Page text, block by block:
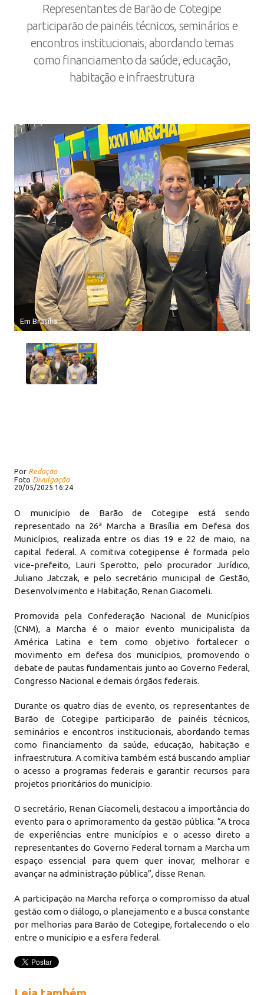
Representantes de Barão de Cotegipe
participarão de painéis técnicos, seminários e
encontros institucionais, abordando temas
como financiamento da saúde, educação,
habitação e infraestrutura
Em Brasília
Por Redação
Foto Divulgação
20/05/2025 16:24
O município de Barão de Cotegipe está sendo
representado na 26ª Marcha a Brasília em Defesa dos
Municípios, realizada entre os dias 19 e 22 de maio, na
capital federal. A comitiva cotegipense é formada pelo
vice-prefeito, Lauri Sperotto, pelo procurador Jurídico,
Juliano Jatczak, e pelo secretário municipal de Gestão,
Desenvolvimento e Habitação, Renan Giacomeli.
Promovida pela Confederação Nacional de Municípios
(CNM), a Marcha é o maior evento municipalista da
América Latina e tem como objetivo fortalecer o
movimento em defesa dos municípios, promovendo o
debate de pautas fundamentais junto ao Governo Federal,
Congresso Nacional e demais órgãos federais.
Durante os quatro dias de evento, os representantes de
Barão de Cotegipe participarão de painéis técnicos,
seminários e encontros institucionais, abordando temas
como financiamento da saúde, educação, habitação e
infraestrutura. A comitiva também está buscando ampliar
o acesso a programas federais e garantir recursos para
projetos prioritários do município.
O secretário, Renan Giacomeli, destacou a importância do
evento para o aprimoramento da gestão pública. “A troca
de experiências entre municípios e o acesso direto a
representantes do Governo Federal tornam a Marcha um
espaço essencial para quem quer inovar, melhorar e
avançar na administração pública”, disse Renan.
A participação na Marcha reforça o compromisso da atual
gestão com o diálogo, o planejamento e a busca constante
por melhorias para Barão de Cotegipe, fortalecendo o elo
entre o município e a esfera federal.